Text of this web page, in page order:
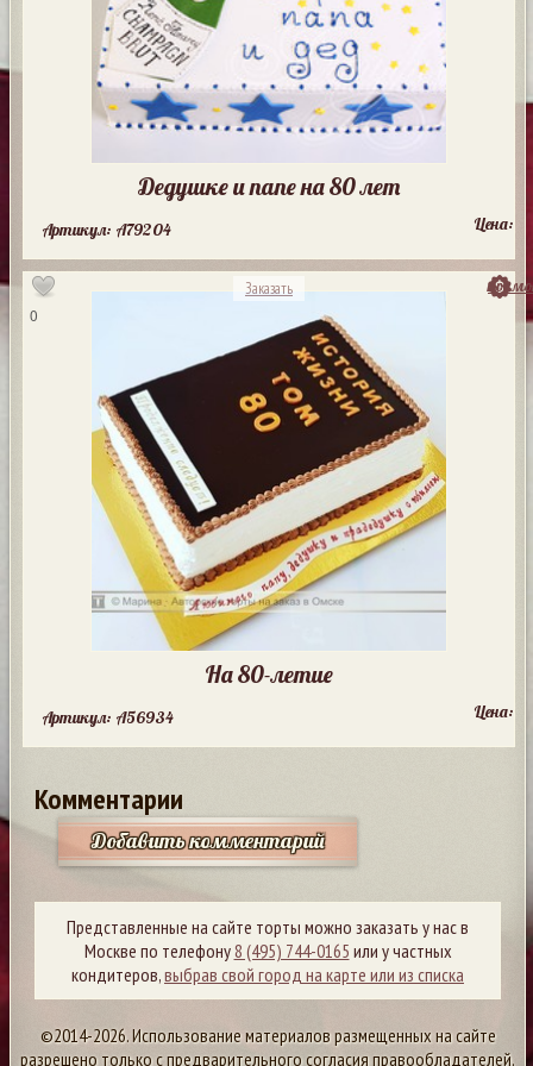
Дедушке и папе на 80 лет
Артикул: A79204 Цена:
0
Заказать
На 80-летие
Артикул: A56934 Цена:
Комментарии
Добавить комментарий
Представленные на сайте торты можно заказать у нас в
Москве по телефону8 (495) 744-0165 или у частных
кондитеров,выбрав свой город на карте или из списка
©2014-2026. Использование материалов размещенных на сайте
разрешено только с предварительного согласия правообладателей.